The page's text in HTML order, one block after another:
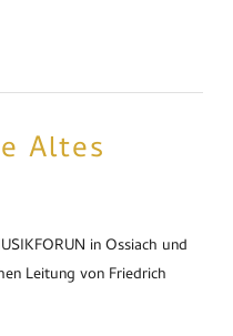
Altes
in Ossiach und
Leitung von Friedrich